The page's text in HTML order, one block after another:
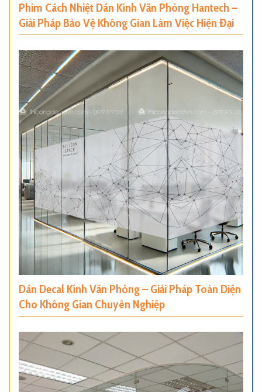
Phim Cách Nhiệt Dán Kính Văn Phòng Hantech –
Giải Pháp Bảo Vệ Không Gian Làm Việc Hiện Đại
Dán Decal Kính Văn Phòng – Giải Pháp Toàn Diện
Cho Không Gian Chuyên Nghiệp